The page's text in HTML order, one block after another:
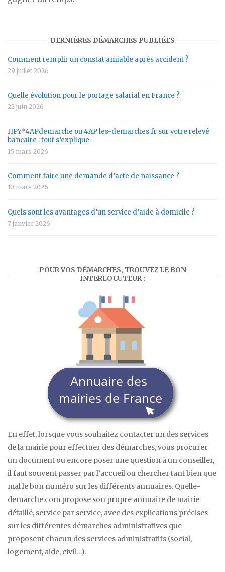
DERNIÈRES DÉMARCHES PUBLIÉES
Comment remplir un constat amiable après accident ?
29 juillet 2026
Quelle évolution pour le portage salarial en France ?
22 juin 2026
HPY*4APdemarche ou 4AP les-demarches.fr sur votre relevé
bancaire : tout s’explique
15 mars 2026
Comment faire une demande d’acte de naissance ?
10 mars 2026
Quels sont les avantages d’un service d’aide à domicile ?
7 janvier 2026
POUR VOS DÉMARCHES, TROUVEZ LE BON
INTERLOCUTEUR :
En effet, lorsque vous souhaitez contacter un des services
de la mairie pour effectuer des démarches, vous procurer
un document ou encore poser une question à un conseiller,
il faut souvent passer par l’accueil ou chercher tant bien que
mal le bon numéro sur les différents annuaires. Quelle-
demarche.com propose son propre annuaire de mairie
détaillé, service par service, avec des explications précises
sur les différentes démarches administratives que
proposent chacun des services administratifs (social,
logement, aide, civil…).